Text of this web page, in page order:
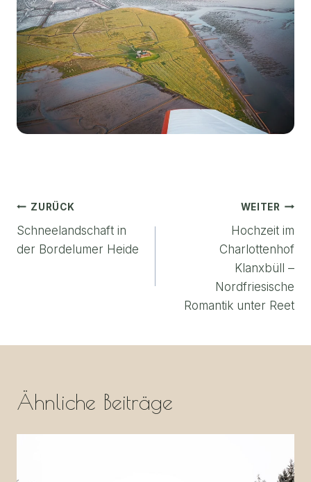
Beitragsnavigation
ZURÜCK
Schneelandschaft in
der Bordelumer Heide
WEITER
Hochzeit im
Charlottenhof
Klanxbüll –
Nordfriesische
Romantik unter Reet
Ähnliche Beiträge